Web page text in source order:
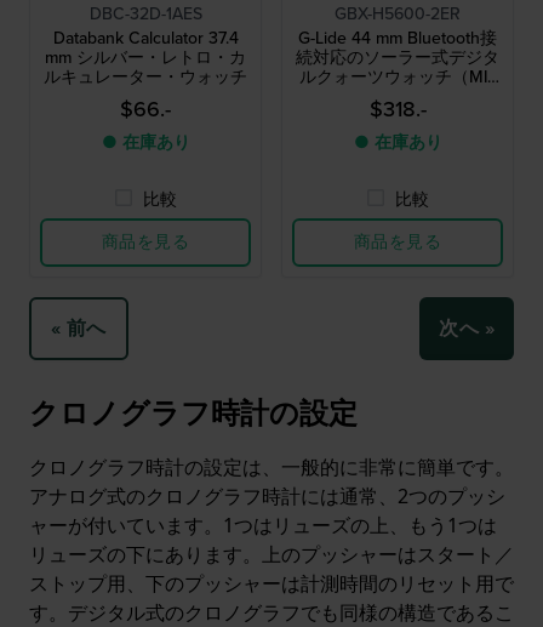
DBC-32D-1AES
Databank Calculator 37.4
mm シルバー・レトロ・カ
ルキュレーター・ウォッチ
$66.-
● 在庫あり
比較
商品を見る
GBX-H5600-2ER
G-Lide 44 mm Bluetooth接
続対応のソーラー式デジタ
ルクォーツウォッチ（MIP
ディスプレイ搭載）
$318.-
● 在庫あり
比較
商品を見る
« 前へ 次へ »
クロノグラフ時計の設定
クロノグラフ時計の設定は、一般的に非常に簡単です。
アナログ式のクロノグラフ時計には通常、2つのプッシ
ャーが付いています。1つはリューズの上、もう1つは
リューズの下にあります。上のプッシャーはスタート／
ストップ用、下のプッシャーは計測時間のリセット用で
す。デジタル式のクロノグラフでも同様の構造であるこ